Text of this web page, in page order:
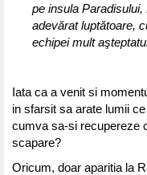
pe insula
adevărat luptătoare,
echipei mult
Iata ca a venit si
in sfarsit sa arate lumii
cumva sa-si recupereze
scapare?
Oricum, doar aparitia la